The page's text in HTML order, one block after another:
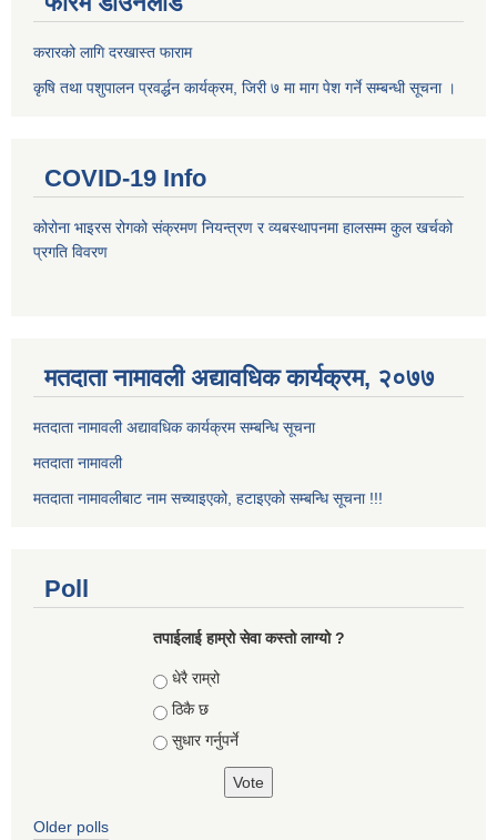
करारको लागि दरखास्त फाराम
कृषि तथा पशुपालन प्रवर्द्धन कार्यक्रम, जिरी ७ मा माग पेश गर्ने सम्बन्धी सूचना ।
COVID-19 Info
कोरोना भाइरस रोगको संक्रमण नियन्त्रण र व्यबस्थापनमा हालसम्म कुल खर्चको
प्रगति विवरण
मतदाता नामावली अद्यावधिक कार्यक्रम, २०७७
मतदाता नामावली अद्यावधिक कार्यक्रम सम्बन्धि सूचना
मतदाता नामावली
मतदाता नामावलीबाट नाम सच्याइएको, हटाइएको सम्बन्धि सूचना !!!
Poll
तपाईलाई हाम्रो सेवा कस्तो लाग्यो ?
Choices
धेरै राम्रो
ठिकै छ
सुधार गर्नुपर्ने
Older polls